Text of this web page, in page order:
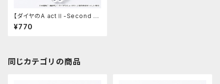
【ダイヤのA actⅡ-Second S
eason-】のび猫アクリルキーホ
ルダー（降谷 暁）
¥770
同じカテゴリの商品